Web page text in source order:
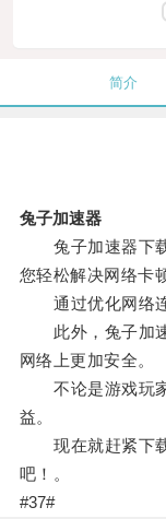
简介
兔子加速器
兔子加速器下载
您轻松解决网络卡
通过优化网络连
此外，兔子加速
网络上更加安全。
不论是游戏玩家
益。
现在就赶紧下载
吧！。
#37#